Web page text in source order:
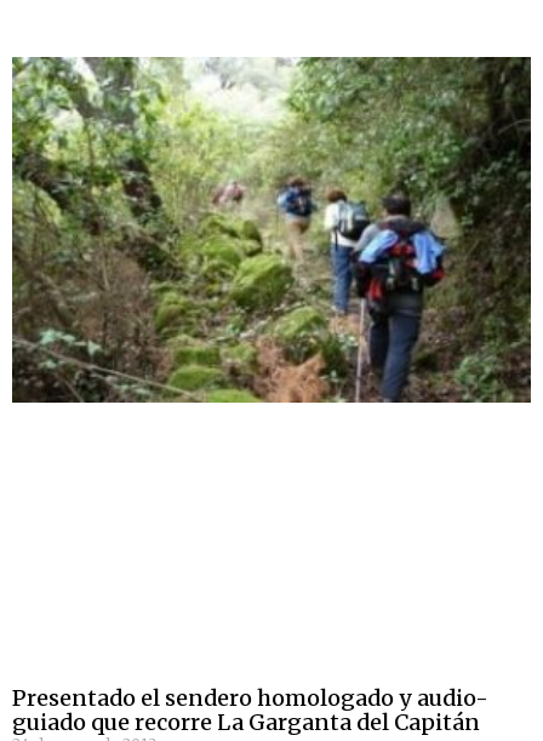
Presentado el sendero homologado y audio-
guiado que recorre La Garganta del Capitán